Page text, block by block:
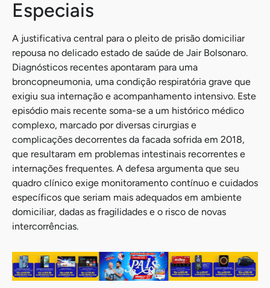
Especiais
A justificativa central para o pleito de prisão domiciliar
repousa no delicado estado de saúde de Jair Bolsonaro.
Diagnósticos recentes apontaram para uma
broncopneumonia, uma condição respiratória grave que
exigiu sua internação e acompanhamento intensivo. Este
episódio mais recente soma-se a um histórico médico
complexo, marcado por diversas cirurgias e
complicações decorrentes da facada sofrida em 2018,
que resultaram em problemas intestinais recorrentes e
internações frequentes. A defesa argumenta que seu
quadro clínico exige monitoramento contínuo e cuidados
específicos que seriam mais adequados em ambiente
domiciliar, dadas as fragilidades e o risco de novas
intercorrências.